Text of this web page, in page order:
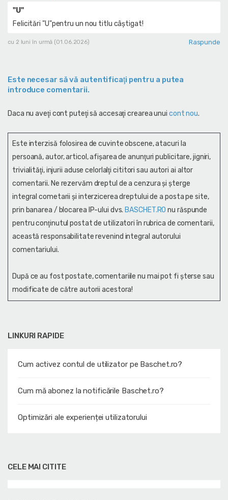
LINKURI RAPIDE
Cum activez contul de utilizator pe Baschet.ro?
Cum mă abonez la notificările Baschet.ro?
Optimizări ale experienței utilizatorului
"U"
Felicitări "U"pentru un nou titlu câștigat!
cu 2 luni în urmă (01.06.2026) Raspunde
Este necesar să vă autentificaţi pentru a putea
introduce comentarii.
Daca nu aveţi cont puteţi să accesaţi crearea unui cont nou.
Este interzisă folosirea de cuvinte obscene, atacuri la
persoană, autor, articol, afişarea de anunţuri publicitare, jigniri,
trivialităţi, injurii aduse celorlalţi cititori sau autori ai altor
comentarii. Ne rezervăm dreptul de a cenzura și şterge
integral cometarii și interzicerea dreptului de a posta pe site,
prin banarea / blocarea IP-ului dvs. BASCHET.RO nu răspunde
pentru conţinutul postat de utilizatori în rubrica de comentarii,
această responsabilitate revenind integral autorului
comentariului.
După ce au fost postate, comentariile nu mai pot fi șterse sau
modificate de către autorii acestora!
CELE MAI CITITE